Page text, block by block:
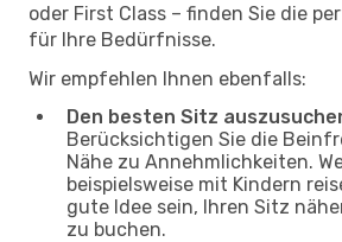
oder First Class – finden Sie die
für Ihre Bedürfnisse.
Wir empfehlen Ihnen ebenfalls:
Den besten Sitz
Berücksichtigen Sie die
Nähe zu Annehmlichkeiten.
beispielsweise mit Kindern
gute Idee sein, Ihren Sitz
zu buchen.